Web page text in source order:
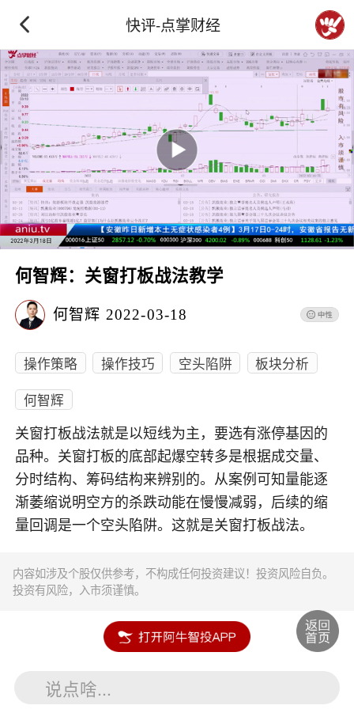
快评-点掌财经
何智辉：关窗打板战法教学
何智辉 2022-03-18
操作策略 操作技巧 空头陷阱
板块分析
何智辉
关窗打板战法就是以短线为主，要选有涨停基因的
品种。关窗打板的底部起爆空转多是根据成交量、
分时结构、筹码结构来辨别的。从案例可知量能逐
渐萎缩说明空方的杀跌动能在慢慢减弱，后续的缩
量回调是一个空头陷阱。这就是关窗打板战法。
内容如涉及个股仅供参考，不构成任何投资建议！投资风险自负。
投资有风险，入市须谨慎。
说点啥...